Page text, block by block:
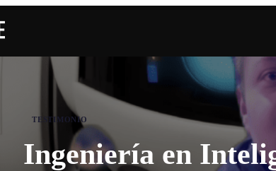
TESTIMONIO
Ingeniería en